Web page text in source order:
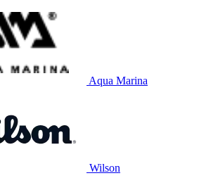
Aqua Marina
Wilson